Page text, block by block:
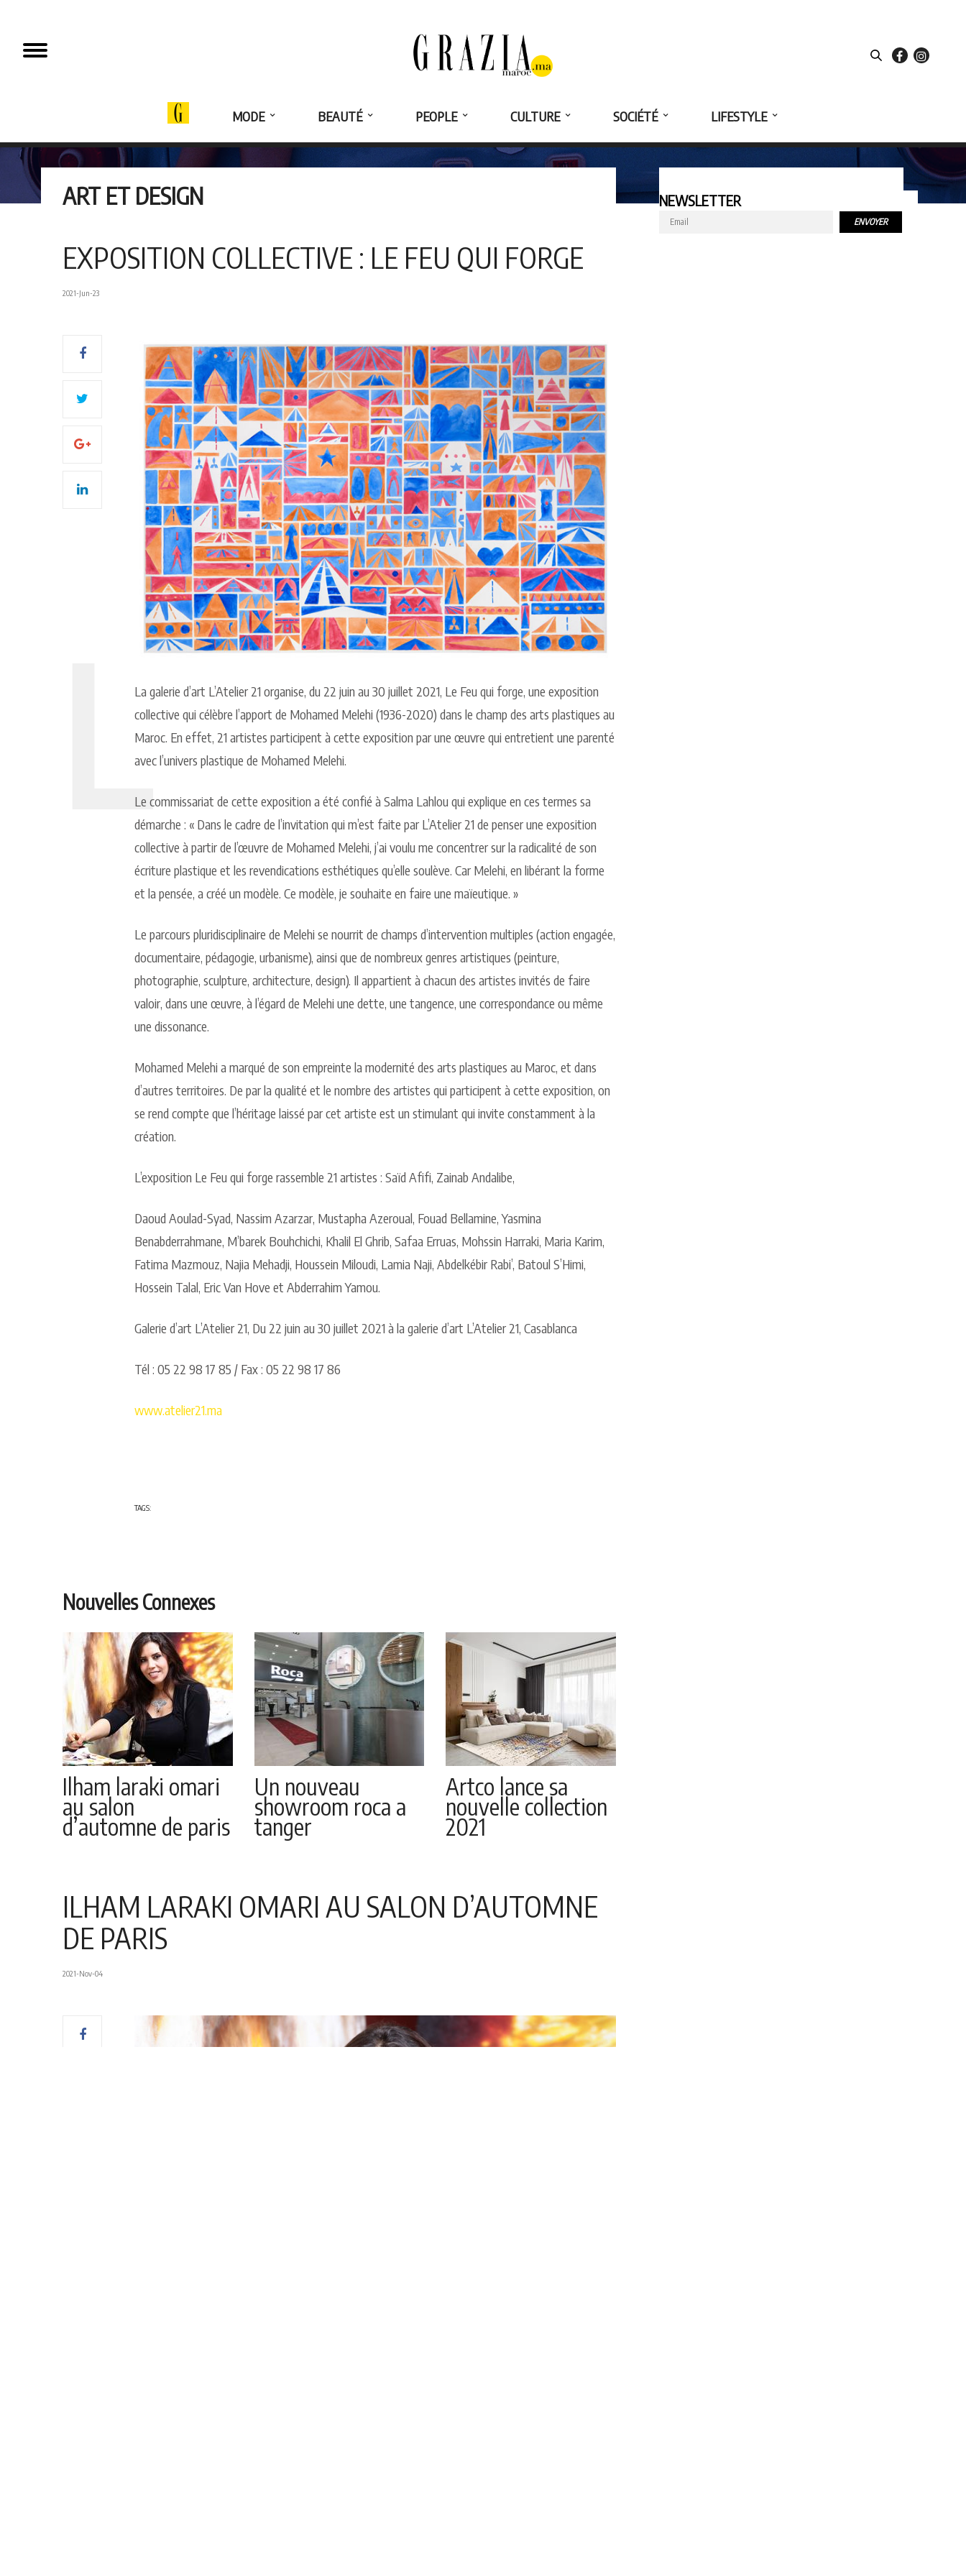
MODE BEAUTÉ PEOPLE CULTURE SOCIÉTÉ LIFESTYLE
ART ET DESIGN
EXPOSITION COLLECTIVE : LE FEU QUI FORGE
2021-Jun-23
La galerie d’art L’Atelier 21 organise, du 22 juin au 30 juillet 2021, Le Feu qui forge, une exposition
collective qui célèbre l’apport de Mohamed Melehi (1936-2020) dans le champ des arts plastiques au
Maroc. En effet, 21 artistes participent à cette exposition par une œuvre qui entretient une parenté
avec l’univers plastique de Mohamed Melehi.
Le commissariat de cette exposition a été confié à Salma Lahlou qui explique en ces termes sa
démarche : « Dans le cadre de l’invitation qui m’est faite par L’Atelier 21 de penser une exposition
collective à partir de l’œuvre de Mohamed Melehi, j’ai voulu me concentrer sur la radicalité de son
écriture plastique et les revendications esthétiques qu’elle soulève. Car Melehi, en libérant la forme
et la pensée, a créé un modèle. Ce modèle, je souhaite en faire une maïeutique. »
Le parcours pluridisciplinaire de Melehi se nourrit de champs d’intervention multiples (action engagée,
documentaire, pédagogie, urbanisme), ainsi que de nombreux genres artistiques (peinture,
photographie, sculpture, architecture, design). Il appartient à chacun des artistes invités de faire
valoir, dans une œuvre, à l’égard de Melehi une dette, une tangence, une correspondance ou même
une dissonance.
Mohamed Melehi a marqué de son empreinte la modernité des arts plastiques au Maroc, et dans
d’autres territoires. De par la qualité et le nombre des artistes qui participent à cette exposition, on
se rend compte que l’héritage laissé par cet artiste est un stimulant qui invite constamment à la
création.
L’exposition Le Feu qui forge rassemble 21 artistes : Saïd Afifi, Zainab Andalibe,
Daoud Aoulad-Syad, Nassim Azarzar, Mustapha Azeroual, Fouad Bellamine, Yasmina
Benabderrahmane, M’barek Bouhchichi, Khalil El Ghrib, Safaa Erruas, Mohssin Harraki, Maria Karim,
Fatima Mazmouz, Najia Mehadji, Houssein Miloudi, Lamia Naji, Abdelkébir Rabi’, Batoul S’Himi,
Hossein Talal, Eric Van Hove et Abderrahim Yamou.
Galerie d’art L’Atelier 21, Du 22 juin au 30 juillet 2021 à la galerie d’art L’Atelier 21, Casablanca
Tél : 05 22 98 17 85 / Fax : 05 22 98 17 86
www.atelier21.ma
TAGS:
Nouvelles Connexes
Ilham laraki omari
au salon
d’automne de paris
Un nouveau
showroom roca a
tanger
Artco lance sa
nouvelle collection
2021
ILHAM LARAKI OMARI AU SALON D’AUTOMNE
DE PARIS
2021-Nov-04
NEWSLETTER
ENVOYER